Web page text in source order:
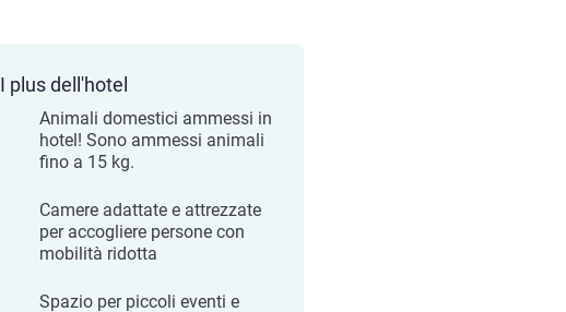
I plus dell'hotel
Animali domestici ammessi in
hotel! Sono ammessi animali
fino a 15 kg.
Camere adattate e attrezzate
per accogliere persone con
mobilità ridotta
Spazio per piccoli eventi e